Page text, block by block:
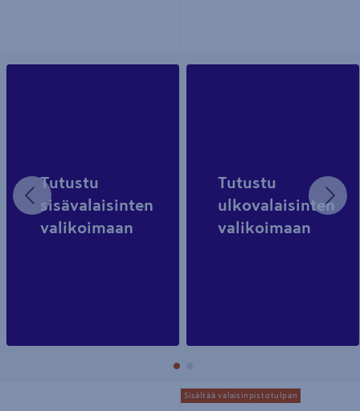
Edellinen
Tutustu
sisävalaisinten
valikoimaan
Tutustu
ulkovalaisinten
valikoimaan
Kattovalaisin Cello Plafond plain II
300mm
Sisältää valaisinpistotulpan